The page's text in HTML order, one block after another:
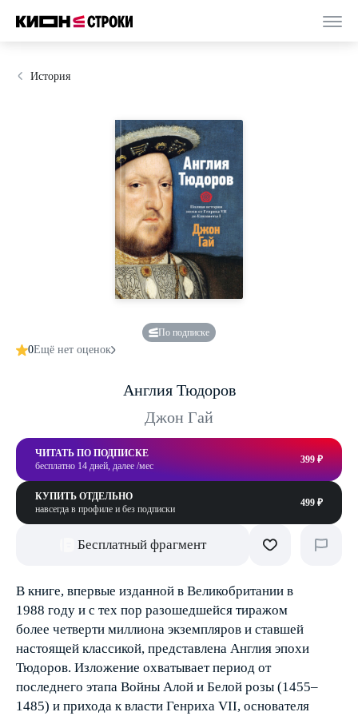
История
По подписке
0Ещё нет оценок
Англия Тюдоров
Джон Гай
ЧИТАТЬ ПО ПОДПИСКЕ
бесплатно 14 дней, далее /мес
399 ₽
КУПИТЬ ОТДЕЛЬНО
навсегда в профиле и без подписки
499 ₽
Бесплатный фрагмент
В книге, впервые изданной в Великобритании в
1988 году и с тех пор разошедшейся тиражом
более четверти миллиона экземпляров и ставшей
настоящей классикой, представлена Англия эпохи
Тюдоров. Изложение охватывает период от
последнего этапа Войны Алой и Белой розы (1455–
1485) и прихода к власти Генриха VII, основателя